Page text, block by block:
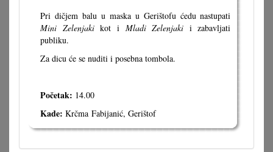
Pri dičjem balu u maska u Gerištofu ćedu nastupati
Mini Zelenjakikot i Mladi Zelenjaki i zabavljati
publiku.
Za dicu će se nuditi i posebna tombola.
Početak: 14.00
Kade: Krčma Fabijanić, Gerištof